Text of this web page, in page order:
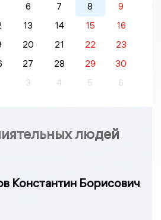
6 7 8
9
13 14 15
16
20 21 22
23
27 28 29
30
3 4 5 6
людей
Константин Борисович